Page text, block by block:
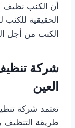
أن الكنب نظيف
الحقيقية
الكنب من أجل
شركة
العين
تعتمد شركة
طريقة التنظيف